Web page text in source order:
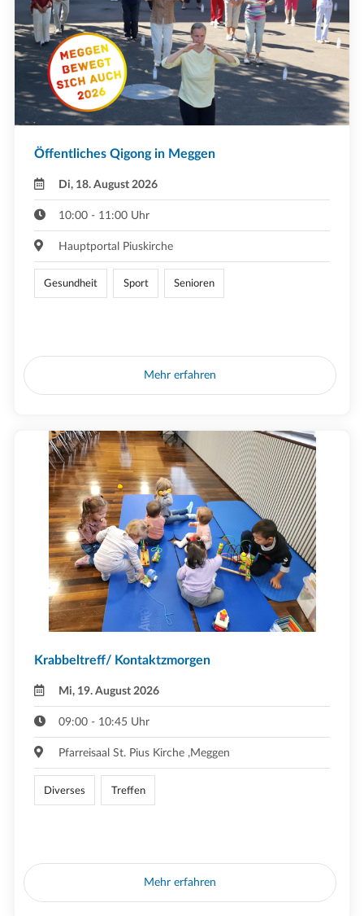
Öffentliches Qigong in Meggen
Di, 18. August 2026
10:00 - 11:00 Uhr
Hauptportal Piuskirche
Gesundheit Sport Senioren
Mehr erfahren
Krabbeltreff/ Kontaktzmorgen
Mi, 19. August 2026
09:00 - 10:45 Uhr
Pfarreisaal St. Pius Kirche ,Meggen
Diverses Treffen
Mehr erfahren